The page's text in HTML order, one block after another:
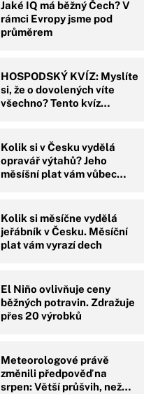
Jaké IQ má běžný Čech? V
rámci Evropy jsme pod
průměrem
HOSPODSKÝ KVÍZ: Myslíte
si, že o dovolených víte
všechno? Tento kvíz…
Kolik si v Česku vydělá
opravář výtahů? Jeho
měsíšní plat vám vůbec…
Kolik si měsíčne vydělá
jeřábník v Česku. Měsíční
plat vám vyrazí dech
El Niño ovlivňuje ceny
běžných potravin. Zdražuje
přes 20 výrobků
Meteorologové právě
změnili předpověď na
srpen: Větší průšvih, než…